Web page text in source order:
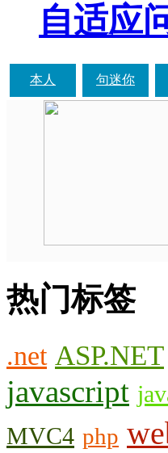
自适应
本人 句迷你
热门标签
.net ASP.NET
javascript
MVC4 php